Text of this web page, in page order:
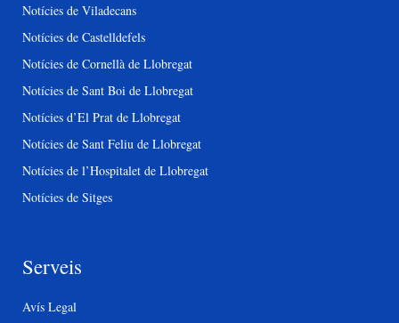
Notícies de Viladecans
Notícies de Castelldefels
Notícies de Cornellà de Llobregat
Notícies de Sant Boi de Llobregat
Notícies d’El Prat de Llobregat
Notícies de Sant Feliu de Llobregat
Notícies de l’Hospitalet de Llobregat
Notícies de Sitges
Serveis
Avís Legal